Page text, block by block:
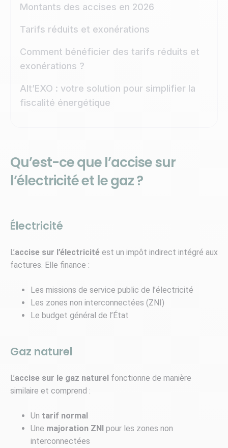
Montants des accises en 2026
Tarifs réduits et exonérations
Comment bénéficier des tarifs réduits et
exonérations ?
Alt’EXO : votre solution pour simplifier la
fiscalité énergétique
Qu’est-ce que l’accise sur
l’électricité et le gaz ?
Électricité
L’accise sur l’électricité est un impôt indirect intégré aux
factures. Elle finance :
Les missions de service public de l’électricité
Les zones non interconnectées (ZNI)
Le budget général de l’État
Gaz naturel
L’accise sur le gaz naturel fonctionne de manière
similaire et comprend :
Un tarif normal
Une majoration ZNI pour les zones non
interconnectées